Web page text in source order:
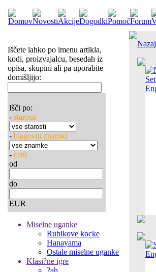
Iščete lahko po imenu artikla,
kodi, proizvajalcu, besedah iz
opisa, skupini ali pa uporabite
domišljijo:
Išči po:
- starosti
- blagovni znamki
- ceni
od
do
EUR
Miselne uganke
Rubikove kocke
Hanayama
Ostale miselne uganke
Klasi?ne igre
?ah
Nazaj